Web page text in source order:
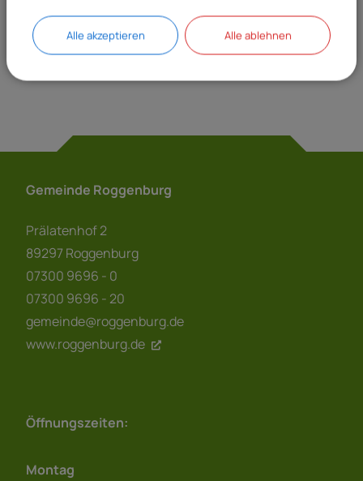
23 Meldeamt
Gemeinde Roggenburg
Prälatenhof 2
89297 Roggenburg
07300 9696 - 0
07300 9696 - 20
gemeinde@roggenburg.de
www.roggenburg.de
Öffnungszeiten:
Montag
Alle akzeptieren Alle ablehnen